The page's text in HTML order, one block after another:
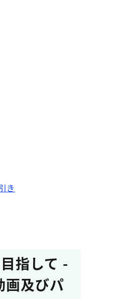
き
指して -
画及びパ